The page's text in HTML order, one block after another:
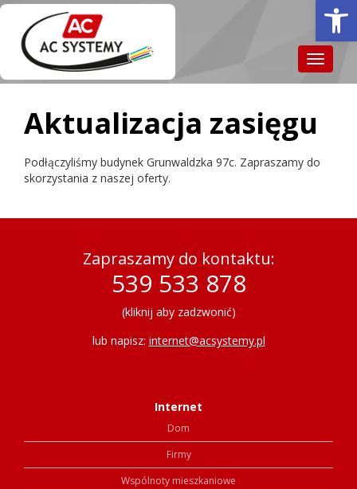
Toggle
Aktualizacja zasięgu
Podłączyliśmy budynek Grunwaldzka 97c. Zapraszamy do
skorzystania z naszej oferty.
Zapraszamy do kontaktu:
539 533 878
(kliknij aby zadzwonić)
lub napisz: internet@acsystemy.pl
Internet
Dom
Firmy
Wspólnoty mieszkaniowe